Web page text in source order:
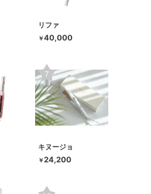
リファ
￥40,000
キヌージョ
￥24,200